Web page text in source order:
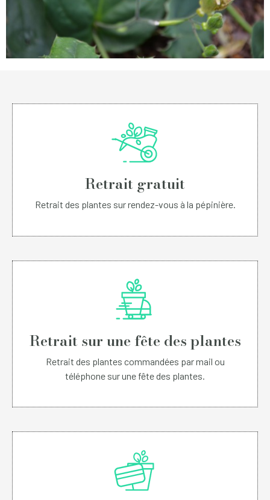
Retrait gratuit
Retrait des plantes sur rendez-vous à la pépinière.
Retrait sur une fête des plantes
Retrait des plantes commandées par mail ou
téléphone sur une fête des plantes.